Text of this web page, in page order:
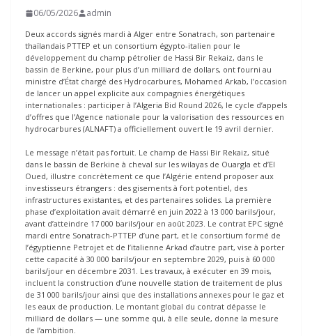
06/05/2026 admin
Deux accords signés mardi à Alger entre Sonatrach, son partenaire
thaïlandais PTTEP et un consortium égypto-italien pour le
développement du champ pétrolier de Hassi Bir Rekaiz, dans le
bassin de Berkine, pour plus d’un milliard de dollars, ont fourni au
ministre d’État chargé des Hydrocarbures, Mohamed Arkab, l’occasion
de lancer un appel explicite aux compagnies énergétiques
internationales : participer à l’Algeria Bid Round 2026, le cycle d’appels
d’offres que l’Agence nationale pour la valorisation des ressources en
hydrocarbures (ALNAFT) a officiellement ouvert le 19 avril dernier.
Le message n’était pas fortuit. Le champ de Hassi Bir Rekaiz, situé
dans le bassin de Berkine à cheval sur les wilayas de Ouargla et d’El
Oued, illustre concrètement ce que l’Algérie entend proposer aux
investisseurs étrangers : des gisements à fort potentiel, des
infrastructures existantes, et des partenaires solides. La première
phase d’exploitation avait démarré en juin 2022 à 13 000 barils/jour,
avant d’atteindre 17 000 barils/jour en août 2023. Le contrat EPC signé
mardi entre Sonatrach-PTTEP d’une part, et le consortium formé de
l’égyptienne Petrojet et de l’italienne Arkad d’autre part, vise à porter
cette capacité à 30 000 barils/jour en septembre 2029, puis à 60 000
barils/jour en décembre 2031. Les travaux, à exécuter en 39 mois,
incluent la construction d’une nouvelle station de traitement de plus
de 31 000 barils/jour ainsi que des installations annexes pour le gaz et
les eaux de production. Le montant global du contrat dépasse le
milliard de dollars — une somme qui, à elle seule, donne la mesure
de l’ambition.